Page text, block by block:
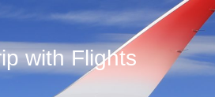
with Flights